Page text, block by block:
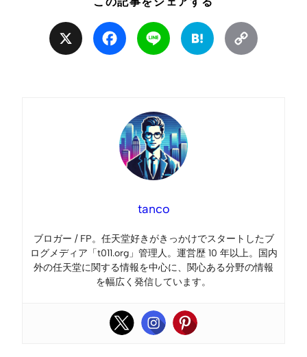
Facebook Line Hatena
tanco
ブロガー / FP。任天堂好きがきっかけでスタートしたブ
ログメディア「t011.org」管理人。運営歴 10 年以上。国内
外の任天堂に関する情報を中心に、関心ある分野の情報
を幅広く発信しています。